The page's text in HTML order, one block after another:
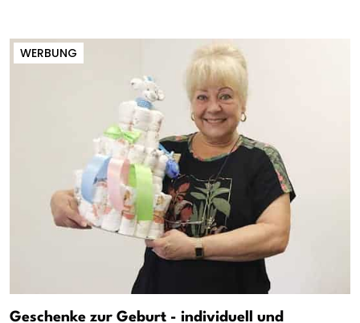
WERBUNG
Geschenke zur Geburt - individuell und